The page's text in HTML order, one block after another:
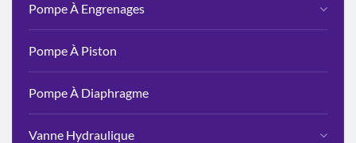
Pompe À Engrenages
Pompe À Piston
Pompe À Diaphragme
Vanne Hydraulique